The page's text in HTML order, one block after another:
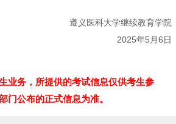
科大学继续教育学院
2025年5月6日
业务，所提供的考试信息仅供考生参
门公布的正式信息为准。